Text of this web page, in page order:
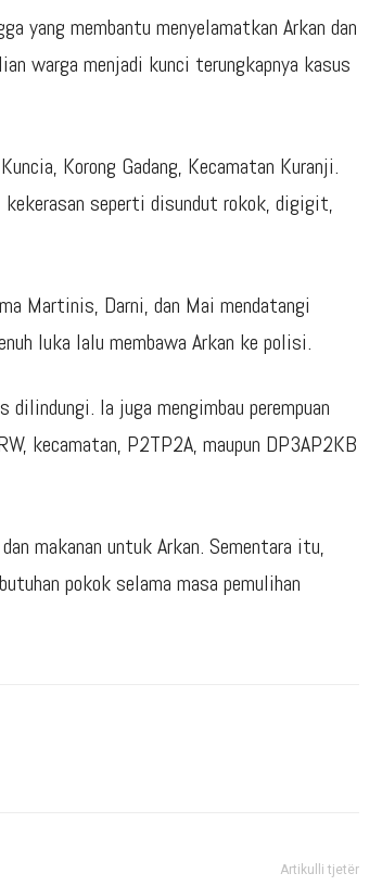
yang membantu menyelamatkan Arkan dan
warga menjadi kunci terungkapnya kasus
Korong Gadang, Kecamatan Kuranji.
kekerasan seperti disundut rokok, digigit,
Martinis, Darni, dan Mai mendatangi
luka lalu membawa Arkan ke polisi.
dilindungi. Ia juga mengimbau perempuan
kecamatan, P2TP2A, maupun DP3AP2KB
makanan untuk Arkan. Sementara itu,
pokok selama masa pemulihan
Artikulli tjetër